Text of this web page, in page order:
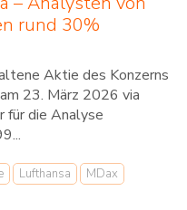
rund 30%
Aktie des Konzerns
23. März 2026 via
für die Analyse
Lufthansa
MDax